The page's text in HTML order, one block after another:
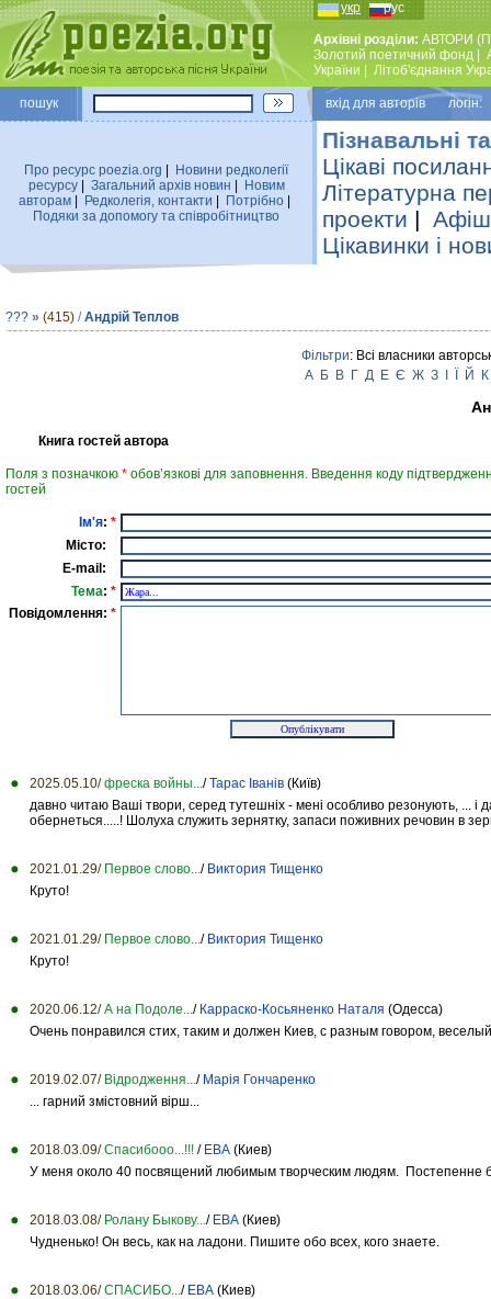
укр рус
Архівні розділи: АВТОРИ
Золотий поетичний фонд
України
Лiтоб'єднання
пошук вхiд для авторiв логін:
Про ресурс poezia.org
Новини редколегiї
ресурсу| Загальний архiв новин
Новим
авторам
Редколегiя, контакти Потрiбно
Подяки за допомогу та співробітництво
Пізнавальні
Цікаві
Літературна
проекти |
Цікавинки і
??? » (415) /Андрій Теплов
Фільтри: Всі власники
А Б В Г Д Е Є Ж З Й К
Книга гостей автора
Поля з позначкою * обов’язкові для заповнення. Введення коду
гостей
Ім'я: *
Місто:
E-mail:
Тема: *
Повідомлення: *
2025.05.10/ фреска войны.../Тарас Іванів (Київ)
давно читаю Ваші твори, серед тутешніх - мені особливо резонують, ...
обернеться.....! Шолуха служить зернятку, запаси поживних речовин в
2021.01.29/ Первое слово.../ Виктория Тищенко
Круто!
2021.01.29/ Первое слово.../ Виктория Тищенко
Круто!
2020.06.12/ А на Подоле.../ Карраско-Косьяненко Наталя (Одесса)
Очень понравился стих, таким и должен Киев, с разным говором,
2019.02.07/ Відродження.../ Марія Гончаренко
... гарний змістовний вірш...
2018.03.09/ Спасибооо...!!! / ЕВА (Киев)
У меня около 40 посвящений любимым творческим людям. Постепенне
2018.03.08/ Ролану Быкову.../ ЕВА (Киев)
Чудненько! Он весь, как на ладони. Пишите обо всех, кого знаете.
2018.03.06/ СПАСИБО.../ ЕВА (Киев)